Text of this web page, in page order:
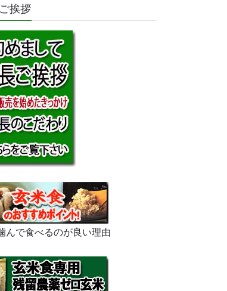
挨拶
んで食べるのが良い理由